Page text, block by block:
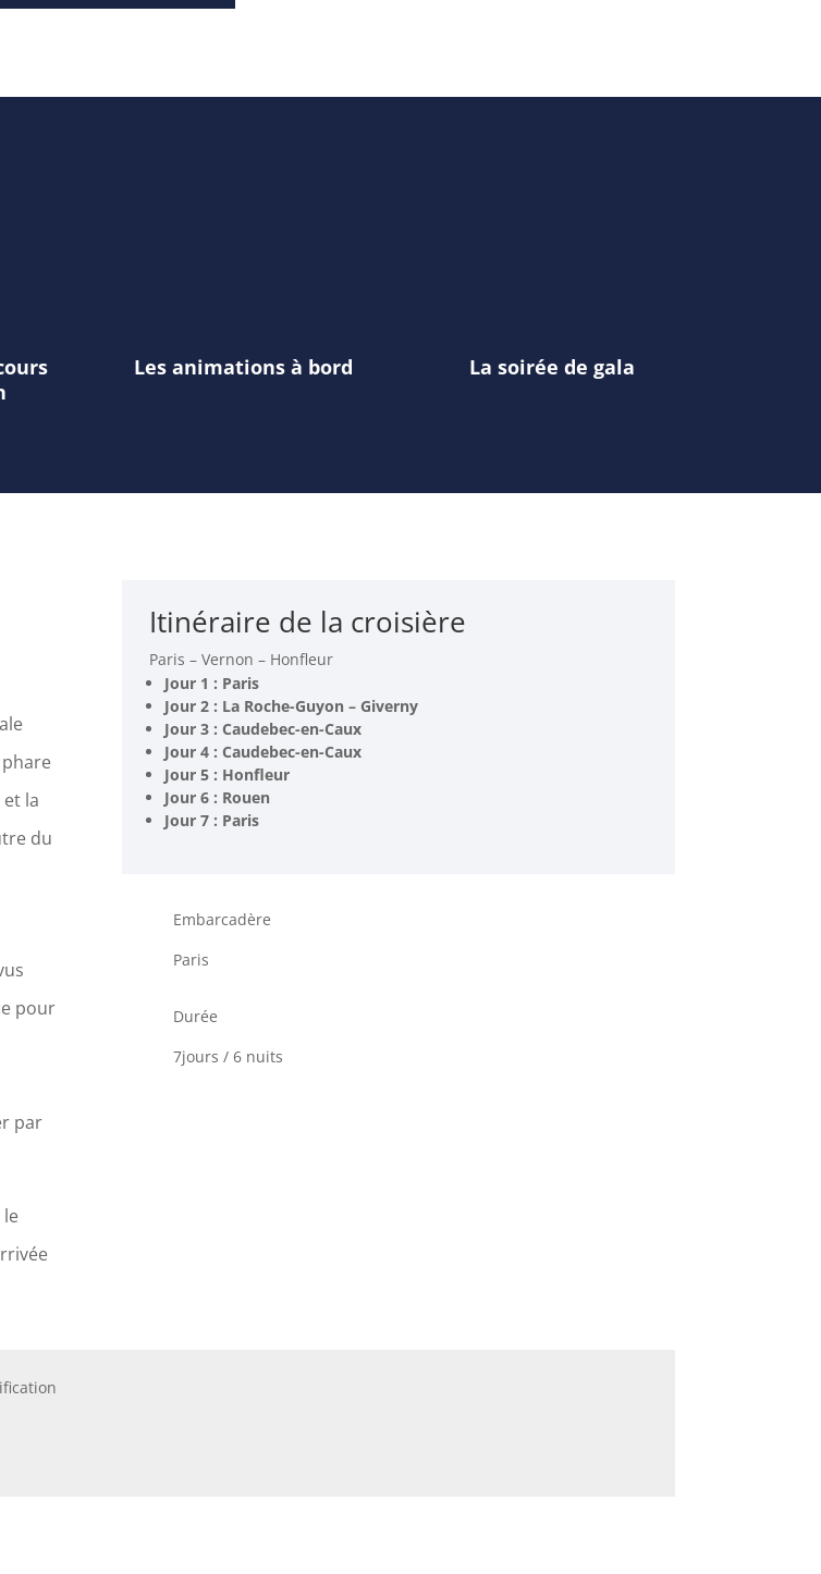
Les animations à bord La soirée de gala
la
du
pour
par
le
Itinéraire de la croisière
Paris – Vernon – Honfleur
Jour 1 : Paris
Jour 2 : La Roche-Guyon – Giverny
Jour 3 : Caudebec-en-Caux
Jour 4 : Caudebec-en-Caux
Jour 5 : Honfleur
Jour 6 : Rouen
Jour 7 : Paris
Embarcadère
Paris
Durée
7jours / 6 nuits